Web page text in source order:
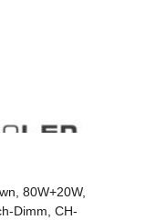
80W+20W,
Dimm, CH-